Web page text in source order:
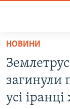
Перейти
основного
матеріалу
Перейти
до
ВОДА.КРИМ
ВІДЕО ТА ФОТО
НОВИНИ
загинули
усі іранці